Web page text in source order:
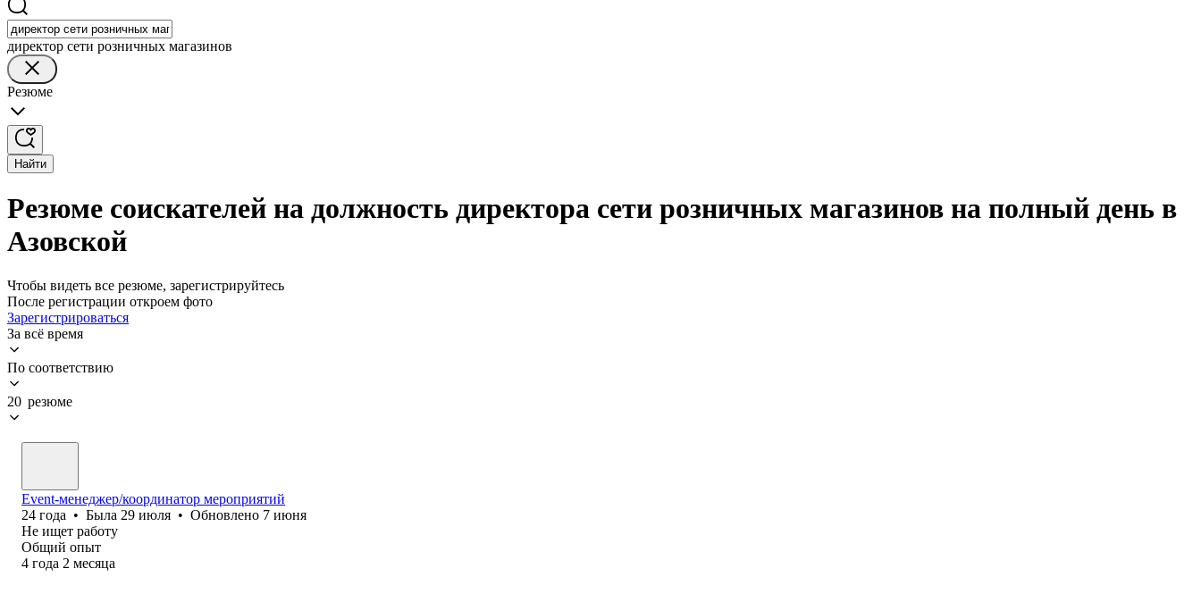
директор сети розничных магазинов
Резюме
Найти
Резюме соискателей на должность директора сети розничных магазинов на полный день в
Азовской
Чтобы видеть все резюме, зарегистрируйтесь
После регистрации откроем фото
Зарегистрироваться
За всё время
По соответствию
20 резюме
Event-менеджер/координатор мероприятий
24 года • Была 29 июля • Обновлено 7 июня
Не ищет работу
Общий опыт
4 года 2 месяца